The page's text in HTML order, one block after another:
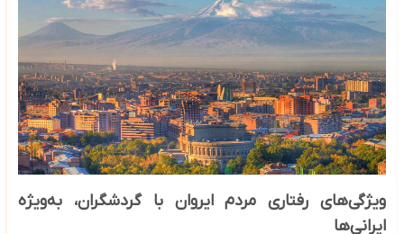
ویژگی‌های رفتاری مردم ایروان با گردشگران، به‌ویژه
ایرانی‌ها